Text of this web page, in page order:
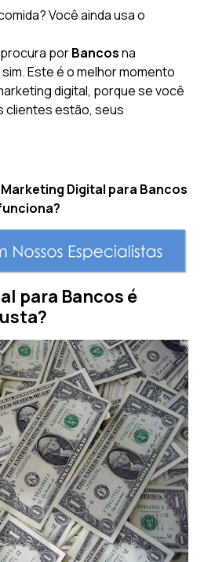
Você ainda usa o
porBancosna
Este é o melhor momento
digital, porque se você
clientes estão, seus
Digital para Bancos
para Bancos é